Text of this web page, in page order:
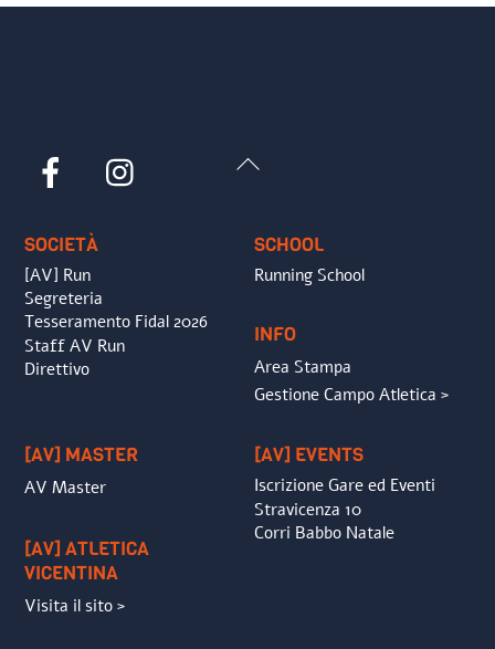
Back
Facebook
SOCIETÀ
[AV] Run
Segreteria
Tesseramento Fidal 2026
Staff AV Run
Direttivo
SCHOOL
Running School
INFO
Area Stampa
Gestione Campo Atletica >
[AV] MASTER
AV Master
[AV] ATLETICA
VICENTINA
Visita il sito >
[AV] EVENTS
Iscrizione Gare ed Eventi
Stravicenza 10
Corri Babbo Natale